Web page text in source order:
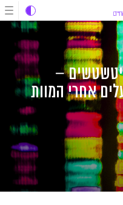
–
אחרי המוות